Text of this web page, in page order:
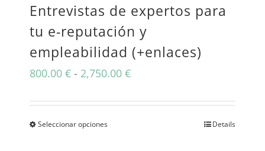
Entrevistas de expertos para
tu e-reputación y
empleabilidad (+enlaces)
800.00 € - 2,750.00 €Rango
Seleccionar opcionesEste
Details